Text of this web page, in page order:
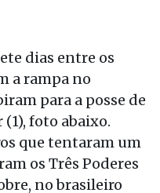
dias entre os
a rampa no
para a posse de
foto abaixo.
que tentaram um
os Três Poderes
no brasileiro